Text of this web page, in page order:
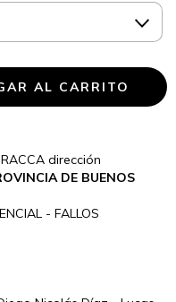
RACCA dirección
DE BUENOS
- FALLOS